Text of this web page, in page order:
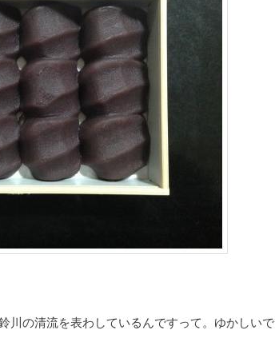
川の清流を表わしているんですって。ゆかしいで